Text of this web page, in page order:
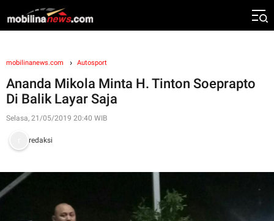
mobilinanews.com Autosport
Ananda Mikola Minta H. Tinton Soeprapto
Di Balik Layar Saja
Selasa, 21/05/2019 20:40 WIB
redaksi